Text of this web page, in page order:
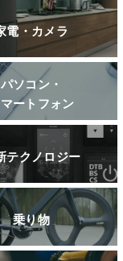
電・カメラ
パソコン・
ートフォン
テクノロジー
乗り物